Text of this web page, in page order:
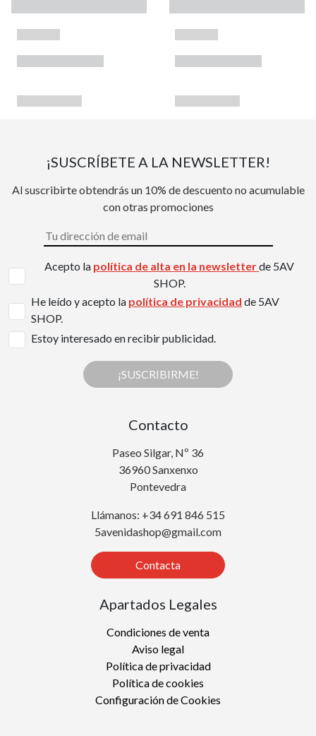
¡SUSCRÍBETE A LA NEWSLETTER!
Al suscribirte obtendrás un 10% de descuento no acumulable
con otras promociones
Acepto la política de alta en la newsletterde 5AV
SHOP.
He leído y acepto la política de privacidad de 5AV
SHOP.
Estoy interesado en recibir publicidad.
¡SUSCRIBIRME!
Contacto
Paseo Silgar, Nº 36
36960 Sanxenxo
Pontevedra
Llámanos: +34 691 846 515
5avenidashop@gmail.com
Contacta
Apartados Legales
Condiciones de venta
Aviso legal
Política de privacidad
Política de cookies
Configuración de Cookies